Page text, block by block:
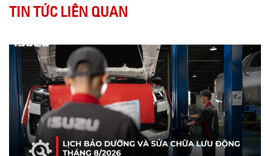
TIN TỨC LIÊN QUAN